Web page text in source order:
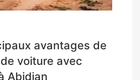
avantages de
voiture avec
Abidjan